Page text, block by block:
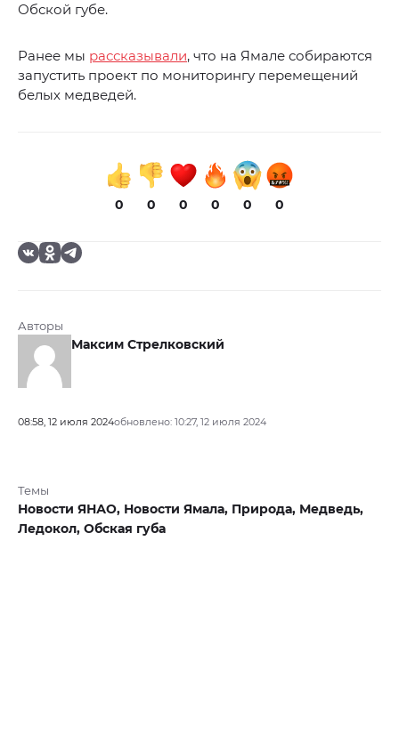
Обской губе.
Ранее мы рассказывали, что на Ямале собираются
запустить проект по мониторингу перемещений
белых медведей.
0 0 0 0 0 0
Авторы
Максим Стрелковский
08:58, 12 июля 2024обновлено: 10:27, 12 июля 2024
Темы
Новости ЯНАО, Новости Ямала, Природа, Медведь,
Ледокол, Обская губа